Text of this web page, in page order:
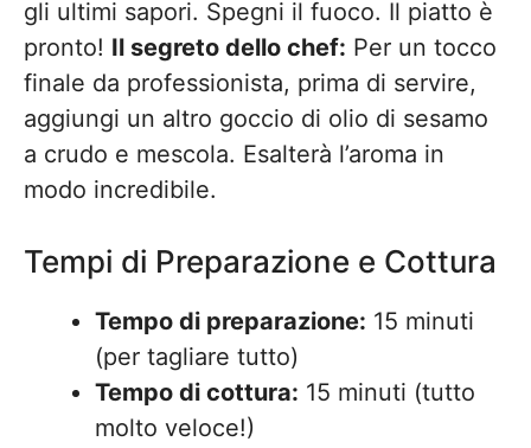
gli ultimi sapori. Spegni il fuoco. Il piatto è
pronto! Il segreto dello chef: Per un tocco
finale da professionista, prima di servire,
aggiungi un altro goccio di olio di sesamo
a crudo e mescola. Esalterà l’aroma in
modo incredibile.
Tempi di Preparazione e Cottura
Tempo di preparazione: 15 minuti
(per tagliare tutto)
Tempo di cottura: 15 minuti (tutto
molto veloce!)